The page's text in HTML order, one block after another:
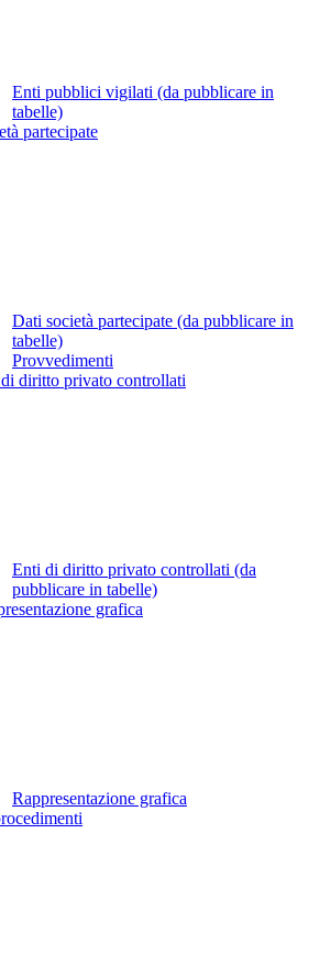
Enti pubblici vigilati (da pubblicare in
tabelle)
partecipate
Dati società partecipate (da pubblicare in
tabelle)
Provvedimenti
diritto privato controllati
Enti di diritto privato controllati (da
pubblicare in tabelle)
grafica
Rappresentazione grafica